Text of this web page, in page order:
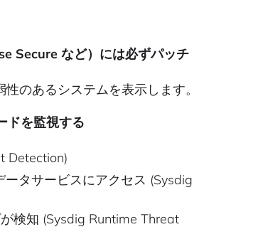
Secure など）には必ずパッチ
のあるシステムを表示します。
ドを監視する
Detection)
タサービスにアクセス (Sysdig
検知 (Sysdig Runtime Threat